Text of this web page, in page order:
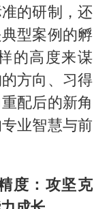
的研制，还
型案例的孵
的高度来谋
方向、习得
配后的新角
业智慧与前
度：攻坚克